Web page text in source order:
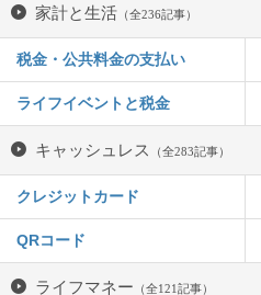
家計と生活 （全236記事）
税金・公共料金の支払い
ライフイベントと税金
キャッシュレス （全283記事）
クレジットカード
QRコード
ライフマネー （全121記事）